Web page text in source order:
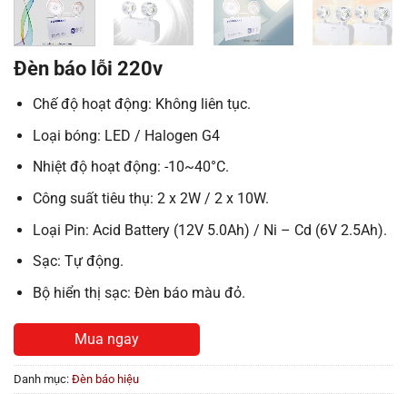
Đèn báo lỗi 220v
Chế độ hoạt động: Không liên tục.
Loại bóng: LED / Halogen G4
Nhiệt độ hoạt động: -10~40°C.
Công suất tiêu thụ: 2 x 2W / 2 x 10W.
Loại Pin: Acid Battery (12V 5.0Ah) / Ni – Cd (6V 2.5Ah).
Sạc: Tự động.
Bộ hiển thị sạc: Đèn báo màu đỏ.
Mua ngay
Danh mục: Đèn báo hiệu